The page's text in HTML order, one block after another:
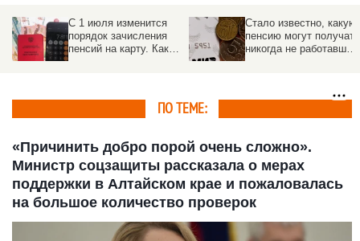
С 1 июля изменится
порядок зачисления
пенсий на карту. Как
Стало известно, какую
пенсию могут получать
никогда не работавшие
ПО ТЕМЕ:
«Причинить добро порой очень сложно».
Министр соцзащиты рассказала о мерах
поддержки в Алтайском крае и пожаловалась
на большое количество проверок